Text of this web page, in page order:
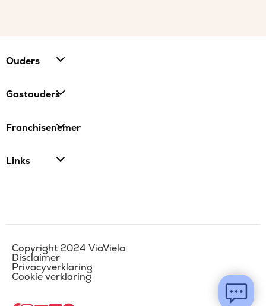
Ouders
Gastouders
Franchisenemer
Links
Copyright 2024 ViaViela
Disclaimer
Privacyverklaring
Cookie verklaring